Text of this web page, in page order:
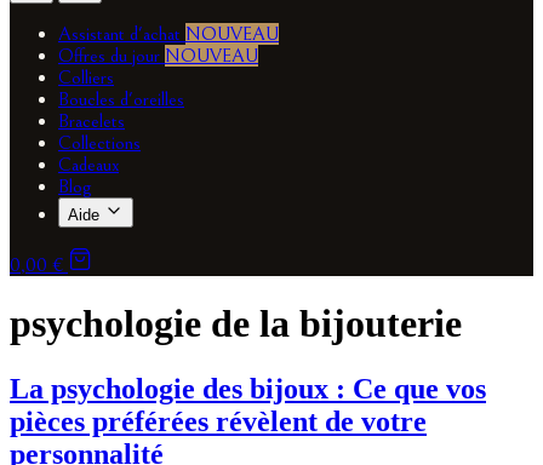
Assistant d'achat NOUVEAU
Offres du jour NOUVEAU
Colliers
Boucles d'oreilles
Bracelets
Collections
Cadeaux
Blog
Aide
0,00 €
psychologie de la bijouterie
La psychologie des bijoux : Ce que vos
pièces préférées révèlent de votre
personnalité